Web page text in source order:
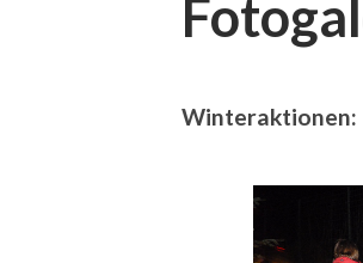
Winteraktionen: